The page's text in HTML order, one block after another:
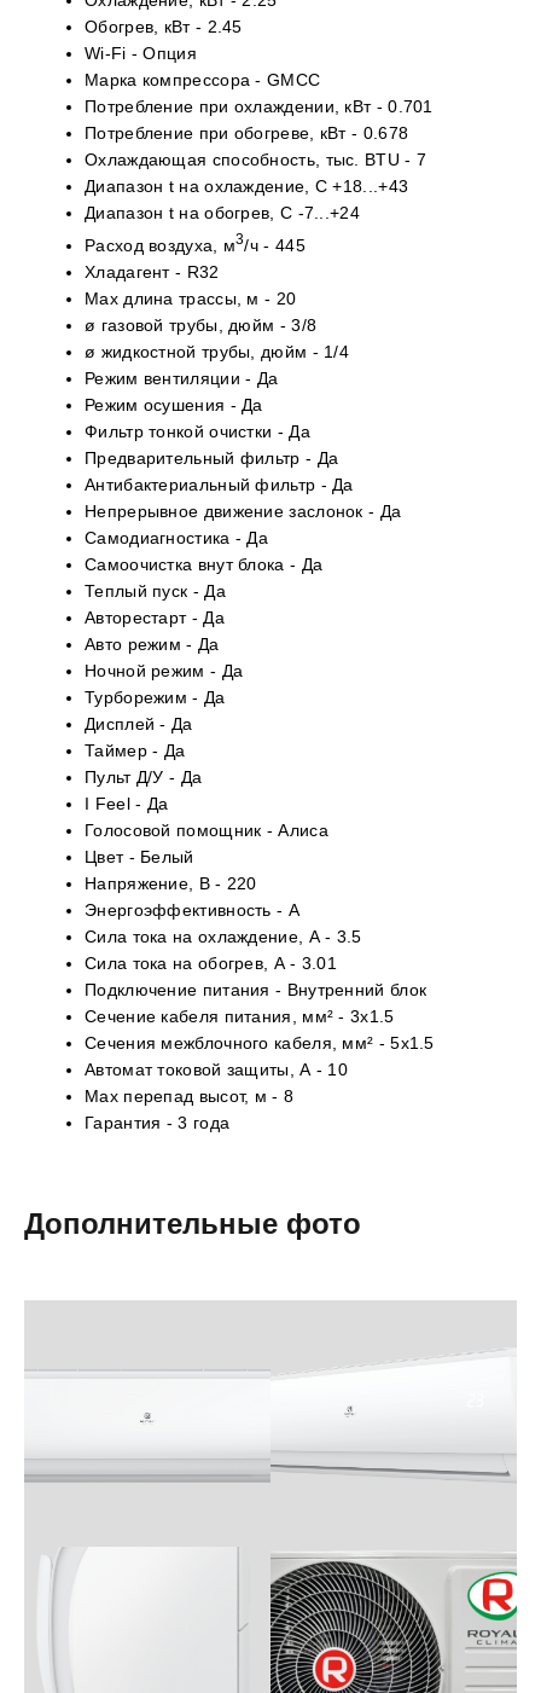
Обогрев, кВт - 2.45
Wi-Fi -Опция
Марка компрессора -GMCC
Потребление при охлаждении, кВт -0.701
Потребление при обогреве, кВт - 0.678
Охлаждающая способность, тыс. BTU - 7
Диапазон t на охлаждение, С+18...+43
Диапазон t на обогрев, С -7...+24
Расход воздуха, м3/ч - 445
Хладагент - R32
Max длина трассы, м - 20
ø газовой трубы, дюйм -3/8
ø жидкостной трубы, дюйм - 1/4
Режим вентиляции - Да
Режим осушения - Да
Фильтр тонкой очистки - Да
Предварительный фильтр - Да
Антибактериальный фильтр - Да
Непрерывное движение заслонок - Да
Самодиагностика - Да
Самоочистка внут блока - Да
Теплый пуск - Да
Авторестарт - Да
Авто режим - Да
Ночной режим - Да
Турборежим - Да
Дисплей - Да
Таймер - Да
Пульт Д/У - Да
I Feel - Да
Голосовой помощник -Алиса
Цвет - Белый
Напряжение, В - 220
Энергоэффективность - A
Сила тока на охлаждение, А - 3.5
Сила тока на обогрев, А - 3.01
Подключение питания - Внутренний блок
Сечение кабеля питания, мм² -3x1.5
Сечения межблочного кабеля, мм² -5x1.5
Автомат токовой защиты, А - 10
Max перепад высот, м - 8
Гарантия -3 года
Дополнительные фото